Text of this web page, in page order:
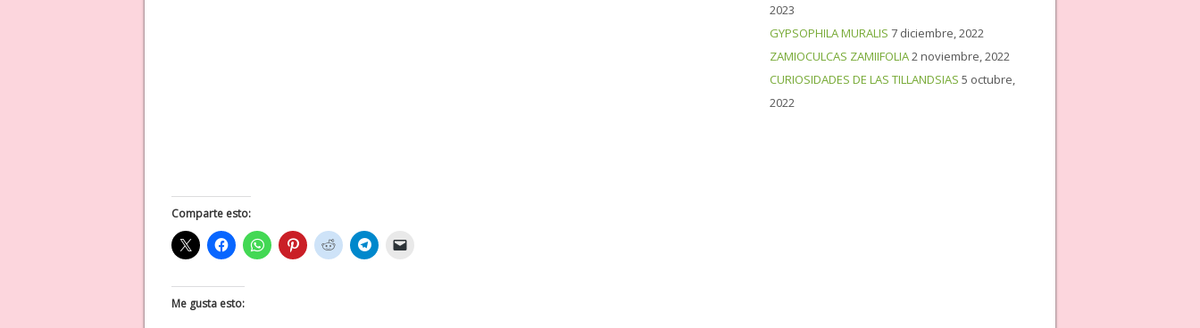
Comparte esto:
Me gusta esto:
2023
GYPSOPHILA MURALIS 7 diciembre, 2022
ZAMIOCULCAS ZAMIIFOLIA2 noviembre, 2022
CURIOSIDADES DE LAS TILLANDSIAS 5 octubre,
2022